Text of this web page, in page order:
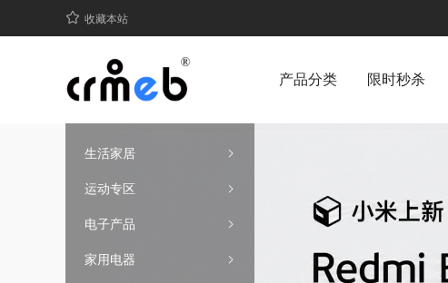
收藏本站
产品分类 限时秒杀
生活家居
运动专区
电子产品
家用电器